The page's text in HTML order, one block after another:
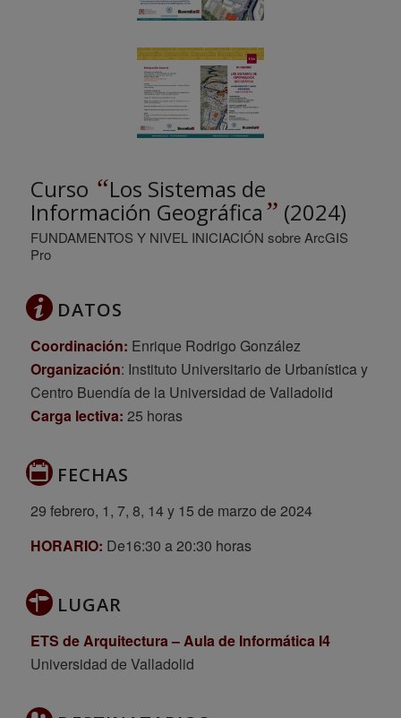
Curso “Los Sistemas de
Información Geográfica” (2024)
FUNDAMENTOS Y NIVEL INICIACIÓN sobre ArcGIS
Pro
DATOS
Coordinación: Enrique Rodrigo González
Organización: Instituto Universitario de Urbanística y
Centro Buendía de la Universidad de Valladolid
Carga lectiva: 25 horas
FECHAS
29 febrero, 1, 7, 8, 14 y 15 de marzo de 2024
HORARIO: De16:30 a 20:30 horas
LUGAR
ETS de Arquitectura – Aula de Informática I4
Universidad de Valladolid